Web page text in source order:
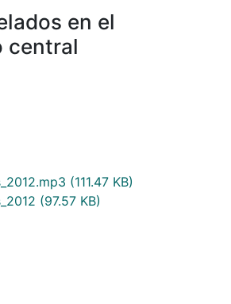
en el
central
(111.47 KB)
(97.57 KB)